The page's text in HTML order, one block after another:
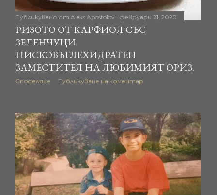
ц
и
и
Публикувано от Aleks Apostolov февруари 21, 2020
РИЗОТО ОТ КАРФИОЛ СЪС
ЗЕЛЕНЧУЦИ.
НИСКОВЪГЛЕХИДРАТЕН
ЗАМЕСТИТЕЛ НА ЛЮБИМИЯТ ОРИЗ.
Споделяне Публикуване на коментар